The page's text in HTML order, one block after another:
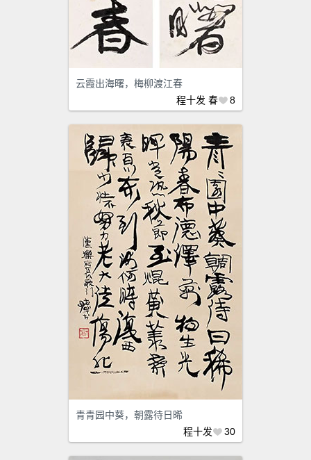
云霞出海曙，梅柳渡江春
程十发 春 8
青青园中葵，朝露待日晞
程十发
30